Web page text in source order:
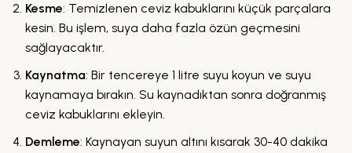
Kesme: Temizlenen ceviz kabuklarını küçük parçalara
kesin. Bu işlem, suya daha fazla özün geçmesini
sağlayacaktır.
Kaynatma: Bir tencereye 1 litre suyu koyun ve suyu
kaynamaya bırakın. Su kaynadıktan sonra doğranmış
ceviz kabuklarını ekleyin.
Demleme: Kaynayan suyun altını kısarak 30-40 dakika